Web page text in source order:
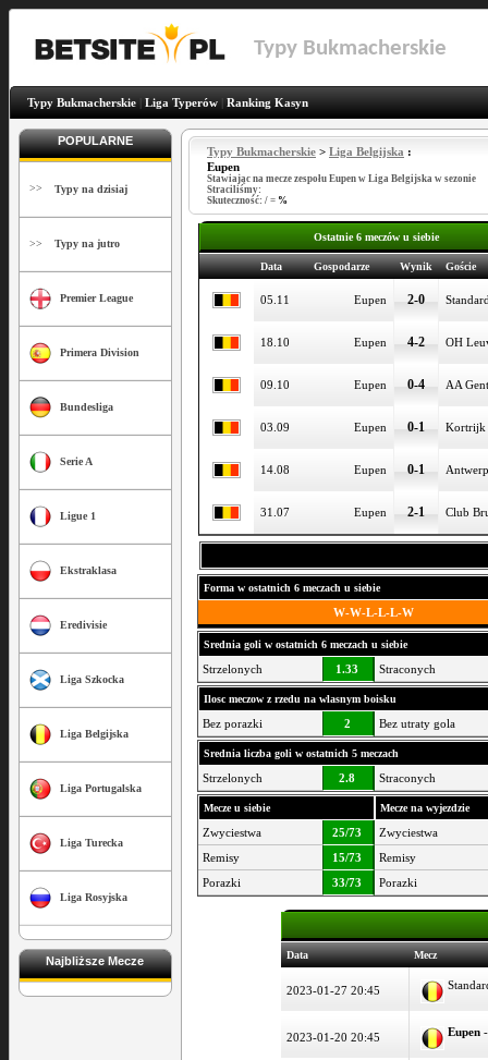
Typy Bukmacherskie
Typy Bukmacherskie Liga Typerów Ranking Kasyn
POPULARNE
>> Typy na dzisiaj
>> Typy na jutro
Premier League
Primera Division
Bundesliga
Serie A
Ligue 1
Ekstraklasa
Eredivisie
Liga Szkocka
Liga Belgijska
Liga Portugalska
Liga Turecka
Liga Rosyjska
Najbliższe Mecze
Typy Bukmacherskie > Liga Belgijska :
Eupen
Stawiając na mecze zespołu Eupen w Liga Belgijska w sezonie
Straciliśmy:
Skuteczność: / = %
Ostatnie 6 meczów u siebie
Data Gospodarze Wynik Goście
05.11 Eupen 2-0
18.10 Eupen 4-2 OH
09.10 Eupen 0-4 AA Gent
03.09 Eupen 0-1 Kortrijk
14.08 Eupen 0-1 Antwerp
31.07 Eupen 2-1 Club
Forma w ostatnich 6 meczach u siebie
W-W-L-L-L-W
Srednia goli w ostatnich 6 meczach u siebie
Strzelonych 1.33 Straconych
Ilosc meczow z rzedu na wlasnym boisku
Bez porazki 2 Bez utraty gola
Srednia liczba goli w ostatnich 5 meczach
Strzelonych 2.8 Straconych
Mecze u siebie Mecze na wyjezdzie
Zwyciestwa 25/73
Zwyciestwa
Remisy
15/73
Remisy
Porazki
33/73 Porazki
Data Mecz
2023-01-27 20:45
2023-01-20 20:45 Eupen